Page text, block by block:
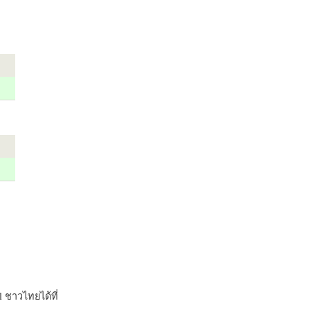
ชาวไทยได้ที่